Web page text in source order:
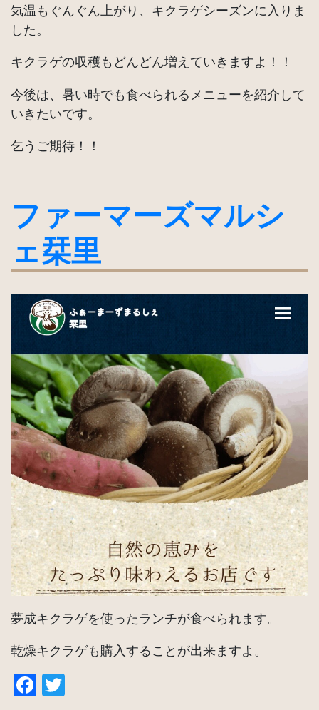
気温もぐんぐん上がり、キクラゲシーズンに入りま
した。
キクラゲの収穫もどんどん増えていきますよ！！
今後は、暑い時でも食べられるメニューを紹介して
いきたいです。
乞うご期待！！
ファーマーズマルシ
ェ栞里
夢成キクラゲを使ったランチが食べられます。
乾燥キクラゲも購入することが出来ますよ。
Facebook